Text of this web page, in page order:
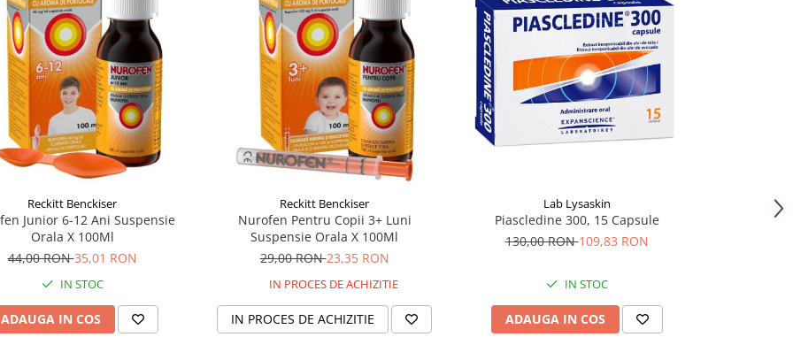
Reckitt Benckiser
Junior 6-12 Ani Suspensie
Orala X 100Ml
44,00 RON35,01 RON
IN STOC
ADAUGA IN COS
Reckitt Benckiser
Nurofen Pentru Copii 3+ Luni
Suspensie Orala X 100Ml
29,00 RON23,35 RON
IN PROCES DE ACHIZITIE
IN PROCES DE ACHIZITIE
Lab Lysaskin
Piascledine 300, 15 Capsule
130,00 RON109,83 RON
IN STOC
ADAUGA IN COS
Paduden